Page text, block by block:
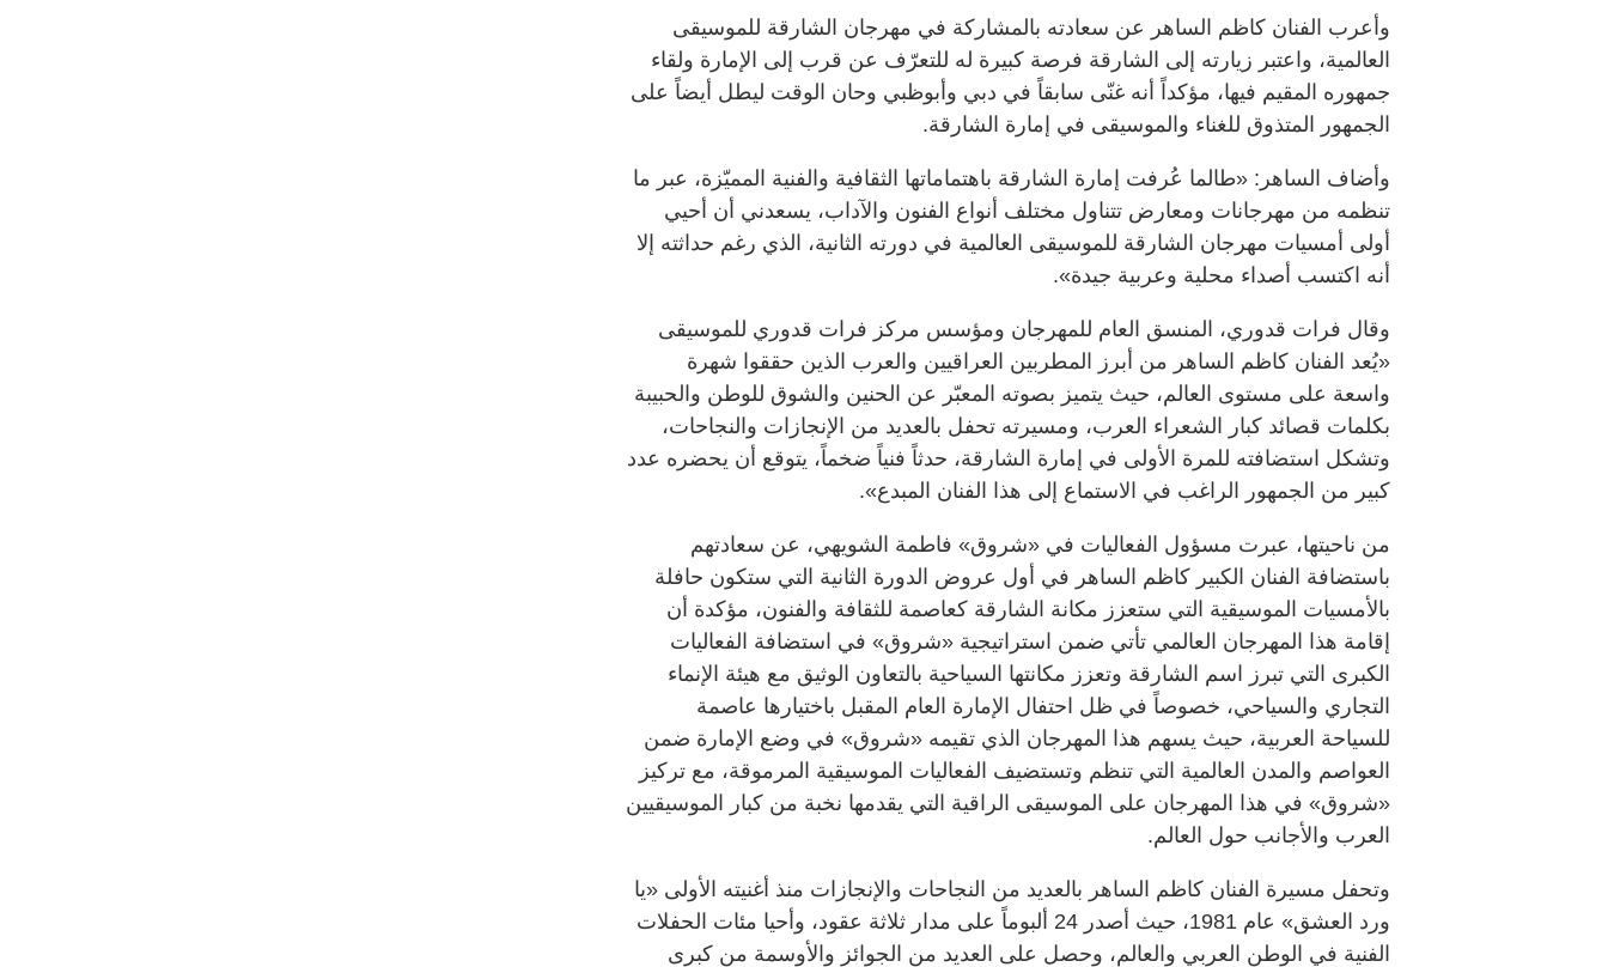
وأعرب الفنان كاظم الساهر عن سعادته بالمشاركة في مهرجان الشارقة للموسيقى
العالمية، واعتبر زيارته إلى الشارقة فرصة كبيرة له للتعرّف عن قرب إلى الإمارة ولقاء
جمهوره المقيم فيها، مؤكداً أنه غنّى سابقاً في دبي وأبوظبي وحان الوقت ليطل أيضاً على
الجمهور المتذوق للغناء والموسيقى في إمارة الشارقة.
وأضاف الساهر: «طالما عُرفت إمارة الشارقة باهتماماتها الثقافية والفنية المميّزة، عبر ما
تنظمه من مهرجانات ومعارض تتناول مختلف أنواع الفنون والآداب، يسعدني أن أحيي
أولى أمسيات مهرجان الشارقة للموسيقى العالمية في دورته الثانية، الذي رغم حداثته إلا
أنه اكتسب أصداء محلية وعربية جيدة».
وقال فرات قدوري، المنسق العام للمهرجان ومؤسس مركز فرات قدوري للموسيقى
«يُعد الفنان كاظم الساهر من أبرز المطربين العراقيين والعرب الذين حققوا شهرة
واسعة على مستوى العالم، حيث يتميز بصوته المعبّر عن الحنين والشوق للوطن والحبيبة
بكلمات قصائد كبار الشعراء العرب، ومسيرته تحفل بالعديد من الإنجازات والنجاحات،
وتشكل استضافته للمرة الأولى في إمارة الشارقة، حدثاً فنياً ضخماً، يتوقع أن يحضره عدد
كبير من الجمهور الراغب في الاستماع إلى هذا الفنان المبدع».
من ناحيتها، عبرت مسؤول الفعاليات في «شروق» فاطمة الشويهي، عن سعادتهم
باستضافة الفنان الكبير كاظم الساهر في أول عروض الدورة الثانية التي ستكون حافلة
بالأمسيات الموسيقية التي ستعزز مكانة الشارقة كعاصمة للثقافة والفنون، مؤكدة أن
إقامة هذا المهرجان العالمي تأتي ضمن استراتيجية «شروق» في استضافة الفعاليات
الكبرى التي تبرز اسم الشارقة وتعزز مكانتها السياحية بالتعاون الوثيق مع هيئة الإنماء
التجاري والسياحي، خصوصاً في ظل احتفال الإمارة العام المقبل باختيارها عاصمة
للسياحة العربية، حيث يسهم هذا المهرجان الذي تقيمه «شروق» في وضع الإمارة ضمن
العواصم والمدن العالمية التي تنظم وتستضيف الفعاليات الموسيقية المرموقة، مع تركيز
«شروق» في هذا المهرجان على الموسيقى الراقية التي يقدمها نخبة من كبار الموسيقيين
العرب والأجانب حول العالم.
وتحفل مسيرة الفنان كاظم الساهر بالعديد من النجاحات والإنجازات منذ أغنيته الأولى «يا
ورد العشق» عام 1981، حيث أصدر 24 ألبوماً على مدار ثلاثة عقود، وأحيا مئات الحفلات
الفنية في الوطن العربي والعالم، وحصل على العديد من الجوائز والأوسمة من كبرى